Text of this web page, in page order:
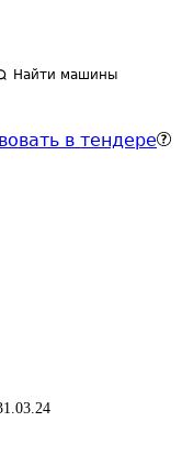
Найти машины
в тендере